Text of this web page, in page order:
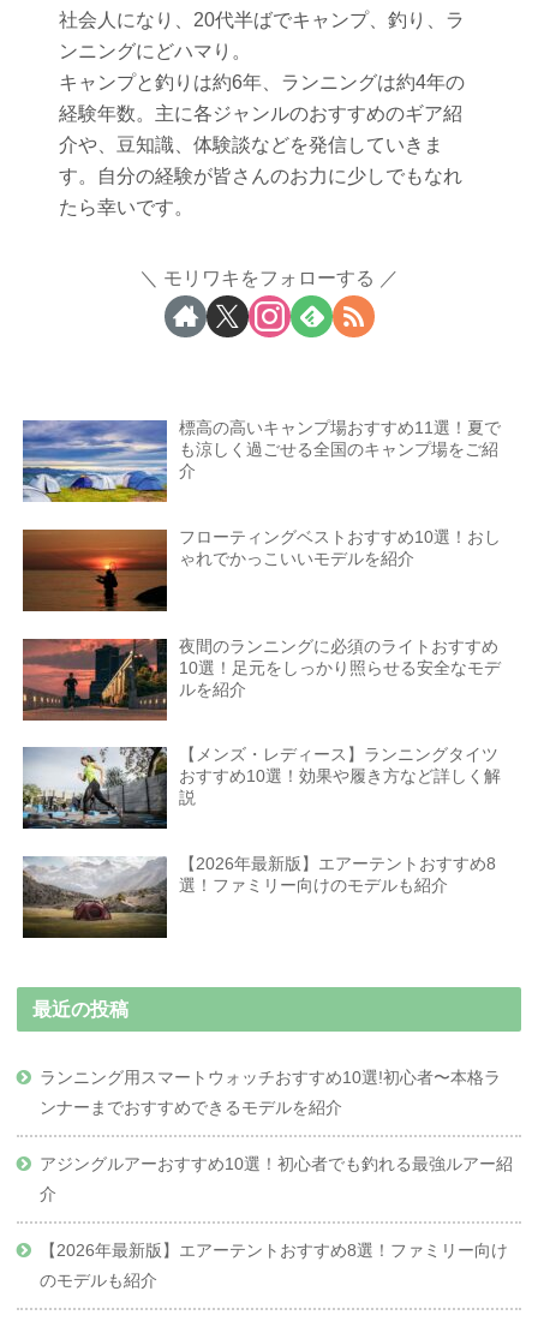
社会人になり、20代半ばでキャンプ、釣り、ラ
ンニングにどハマり。
キャンプと釣りは約6年、ランニングは約4年の
経験年数。主に各ジャンルのおすすめのギア紹
介や、豆知識、体験談などを発信していきま
す。自分の経験が皆さんのお力に少しでもなれ
たら幸いです。
モリワキをフォローする
標高の高いキャンプ場おすすめ11選！夏で
も涼しく過ごせる全国のキャンプ場をご紹
介
フローティングベストおすすめ10選！おし
ゃれでかっこいいモデルを紹介
夜間のランニングに必須のライトおすすめ
10選！足元をしっかり照らせる安全なモデ
ルを紹介
【メンズ・レディース】ランニングタイツ
おすすめ10選！効果や履き方など詳しく解
説
【2026年最新版】エアーテントおすすめ8
選！ファミリー向けのモデルも紹介
最近の投稿
ランニング用スマートウォッチおすすめ10選!初心者〜本格ラ
ンナーまでおすすめできるモデルを紹介
アジングルアーおすすめ10選！初心者でも釣れる最強ルアー紹
介
【2026年最新版】エアーテントおすすめ8選！ファミリー向け
のモデルも紹介